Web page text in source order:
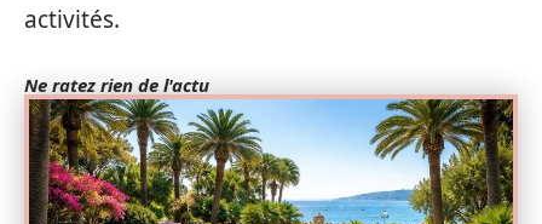
activités.
Ne ratez rien de l'actu